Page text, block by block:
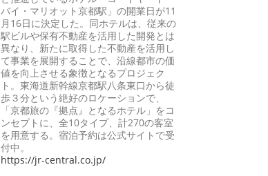
バイ・マリオット京都駅」の開業日が11
月16日に決定した。同ホテルは、従来の
駅ビルや保有不動産を活用した開発とは
異なり、新たに取得した不動産を活用し
て事業を展開することで、沿線都市の価
値を向上させる象徴となるプロジェク
ト。東海道新幹線京都駅八条東口から徒
歩３分という絶好のロケーションで、
「京都旅の『拠点』となるホテル」をコ
ンセプトに、全10タイプ、計270の客室
を用意する。宿泊予約は公式サイトで受
付中。
https://jr-central.co.jp/